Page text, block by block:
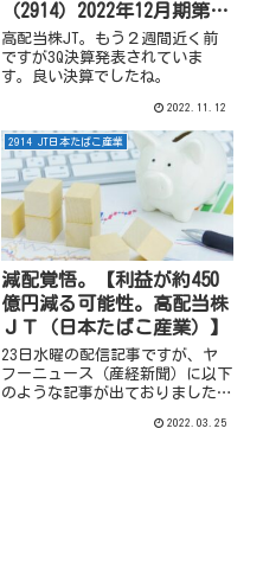
（2914）2022年12月期第3
Ｑ決算
高配当株JT。もう２週間近く前
ですが3Q決算発表されていま
す。良い決算でしたね。
2022.11.12
2914 JT日本たばこ産業
減配覚悟。【利益が約450
億円減る可能性。高配当株
ＪＴ（日本たばこ産業）】
23日水曜の配信記事ですが、ヤ
フーニュース（産経新聞）に以下
のような記事が出ておりました。
業環境厳しい」かえでさん。そり
2022.03.25